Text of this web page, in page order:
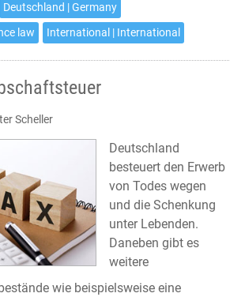
Deutschland | Germany
law
International | International
Scheller
Deutschland
besteuert den Erwerb
von Todes wegen
und die Schenkung
unter Lebenden.
Daneben gibt es
weitere
wie beispielsweise eine